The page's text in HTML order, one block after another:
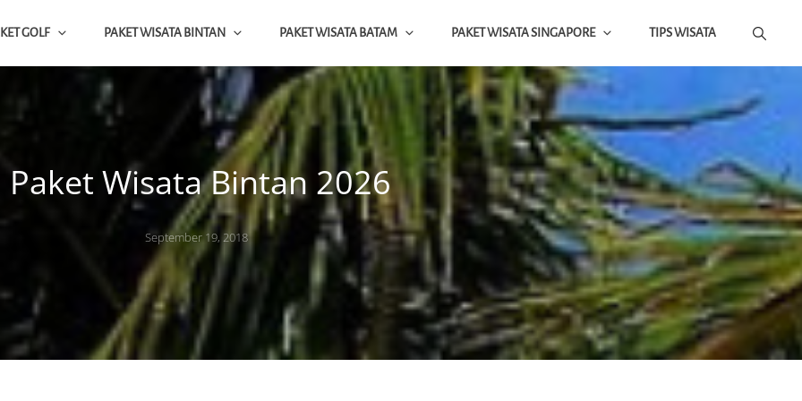
GOLF PAKET WISATA BINTAN PAKET WISATA BATAM PAKET WISATA SINGAPORE TIPS WISATA
Paket Wisata Bintan 2026
Posted
on
September 19, 2018